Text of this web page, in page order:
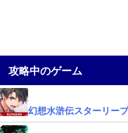
攻略中のゲーム
幻想水滸伝スターリー